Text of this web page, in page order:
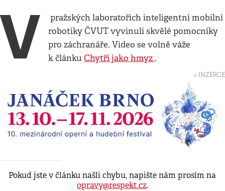
V
pražských laboratořích inteligentní mobilní
robotiky ČVUT vyvinuli skvělé pomocníky
pro záchranáře. Video se volně váže
k článkuChytří jako hmyz.
↓ INZERCE
Pokud jste v článku našli chybu, napište nám prosím na
opravy@respekt.cz.